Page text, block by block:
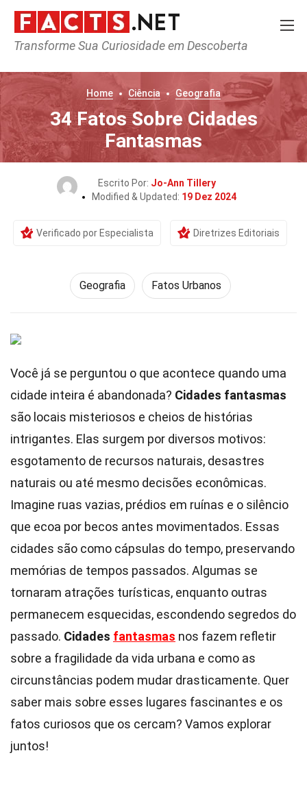
Transforme Sua Curiosidade em Descoberta
Home Ciência Geografia
34 Fatos Sobre Cidades
Fantasmas
Escrito Por: Jo-Ann Tillery
Modified & Updated: 19 Dez 2024
Verificado por Especialista Diretrizes Editoriais
Geografia Fatos Urbanos
Você já se perguntou o que acontece quando uma
cidade inteira é abandonada? Cidades fantasmas
são locais misteriosos e cheios de histórias
intrigantes. Elas surgem por diversos motivos:
esgotamento de recursos naturais, desastres
naturais ou até mesmo decisões econômicas.
Imagine ruas vazias, prédios em ruínas e o silêncio
que ecoa por becos antes movimentados. Essas
cidades são como cápsulas do tempo, preservando
memórias de tempos passados. Algumas se
tornaram atrações turísticas, enquanto outras
permanecem esquecidas, escondendo segredos do
passado. Cidades fantasmas nos fazem refletir
sobre a fragilidade da vida urbana e como as
circunstâncias podem mudar drasticamente. Quer
saber mais sobre esses lugares fascinantes e os
fatos curiosos que os cercam? Vamos explorar
juntos!